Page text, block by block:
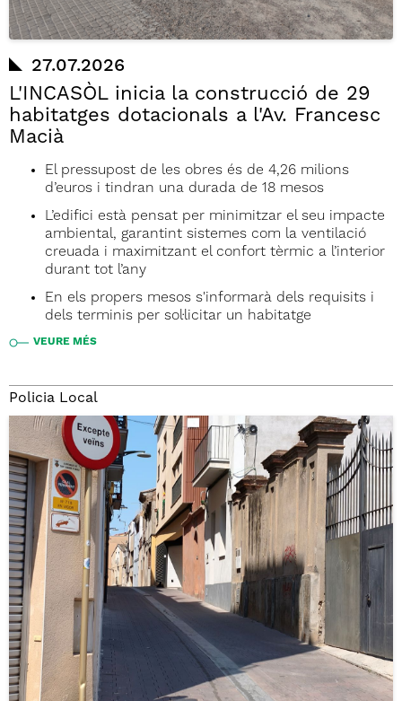
27.07.2026
L'INCASÒL inicia la construcció de 29
habitatges dotacionals a l'Av. Francesc
Macià
El pressupost de les obres és de 4,26 milions
d’euros i tindran una durada de 18 mesos
L’edifici està pensat per minimitzar el seu impacte
ambiental, garantint sistemes com la ventilació
creuada i maximitzant el confort tèrmic a l’interior
durant tot l’any
En els propers mesos s'informarà dels requisits i
dels terminis per sol·licitar un habitatge
VEURE MÉS
Policia Local